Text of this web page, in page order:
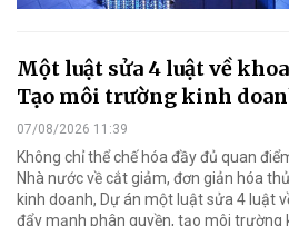
Một luật sửa 4 luật về
Tạo môi trường kinh
07/08/2026 11:39
Không chỉ thể chế hóa đầy đủ quan
Nhà nước về cắt giảm, đơn giản hóa
kinh doanh, Dự án một luật sửa 4 luật
đẩy mạnh phân quyền, tạo môi trường